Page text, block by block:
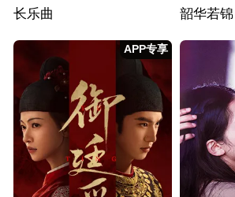
长乐曲 韶华若锦
APP专享